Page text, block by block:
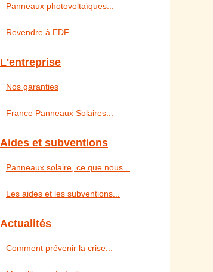
Panneaux photovoltaïques...
Revendre à EDF
L'entreprise
Nos garanties
France Panneaux Solaires...
Aides et subventions
Panneaux solaire, ce que nous...
Les aides et les subventions...
Actualités
Comment prévenir la crise...